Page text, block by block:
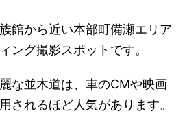
館から近い本部町備瀬エリア
ング撮影スポットです。
な並木道は、車のCMや映画
されるほど人気があります。